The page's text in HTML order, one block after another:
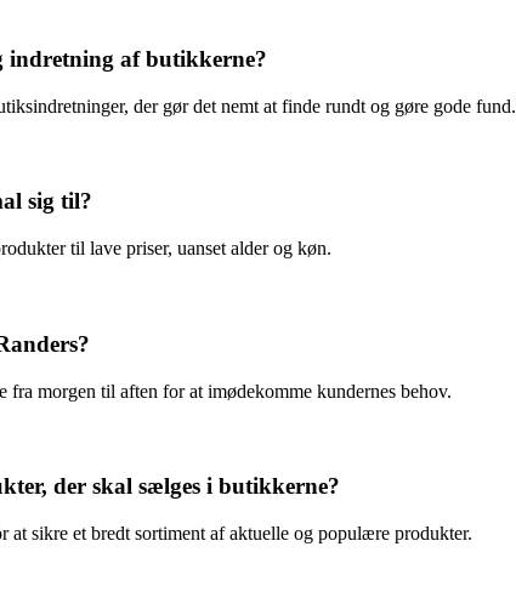
indretning af butikkerne?
der gør det nemt at finde rundt og gøre gode fund.
sig til?
til lave priser, uanset alder og køn.
fra morgen til aften for at imødekomme kundernes behov.
der skal sælges i butikkerne?
sikre et bredt sortiment af aktuelle og populære produkter.